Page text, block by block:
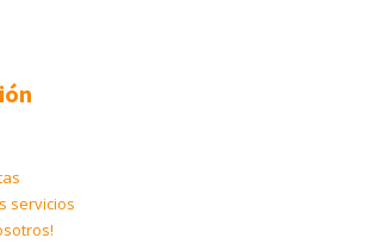
servicios